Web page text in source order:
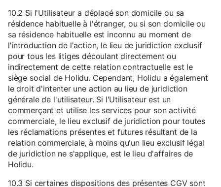
10.2 Si l'Utilisateur a déplacé son domicile ou sa
résidence habituelle à l'étranger, ou si son domicile ou
sa résidence habituelle est inconnu au moment de
l'introduction de l'action, le lieu de juridiction exclusif
pour tous les litiges découlant directement ou
indirectement de cette relation contractuelle est le
siège social de Holidu. Cependant, Holidu a également
le droit d'intenter une action au lieu de juridiction
générale de l'utilisateur. Si l'Utilisateur est un
commerçant et utilise les services pour son activité
commerciale, le lieu exclusif de juridiction pour toutes
les réclamations présentes et futures résultant de la
relation commerciale, à moins qu'un lieu exclusif légal
de juridiction ne s'applique, est le lieu d'affaires de
Holidu.
10.3 Si certaines dispositions des présentes CGV sont